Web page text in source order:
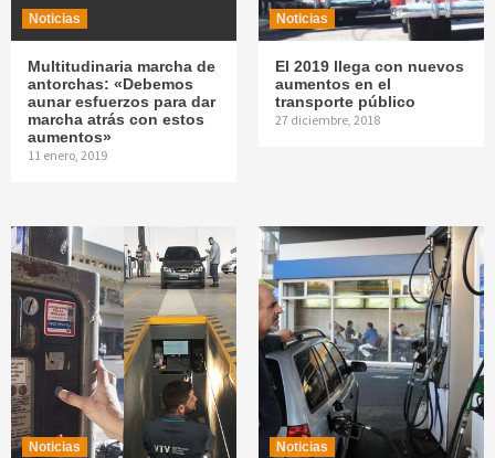
Noticias
Multitudinaria marcha de
antorchas: «Debemos
aunar esfuerzos para dar
marcha atrás con estos
aumentos»
11 enero, 2019
Noticias
El 2019 llega con nuevos
aumentos en el
transporte público
27 diciembre, 2018
Noticias Noticias